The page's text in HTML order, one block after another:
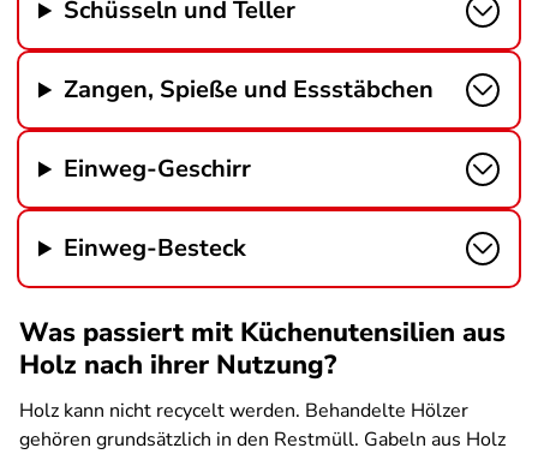
Schüsseln und Teller
Zangen, Spieße und Essstäbchen
Einweg-Geschirr
Einweg-Besteck
Was passiert mit Küchenutensilien aus
Holz nach ihrer Nutzung?
Holz kann nicht recycelt werden. Behandelte Hölzer
gehören grundsätzlich in den Restmüll. Gabeln aus Holz